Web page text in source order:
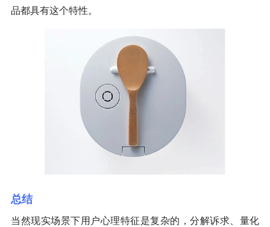
品都具有这个特性。
总结
当然现实场景下用户心理特征是复杂的，分解诉求、量化